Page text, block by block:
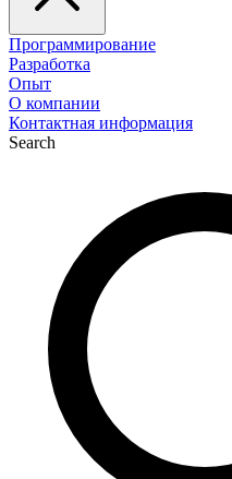
Программирование
Разработка
Опыт
О компании
Контактная информация
Search